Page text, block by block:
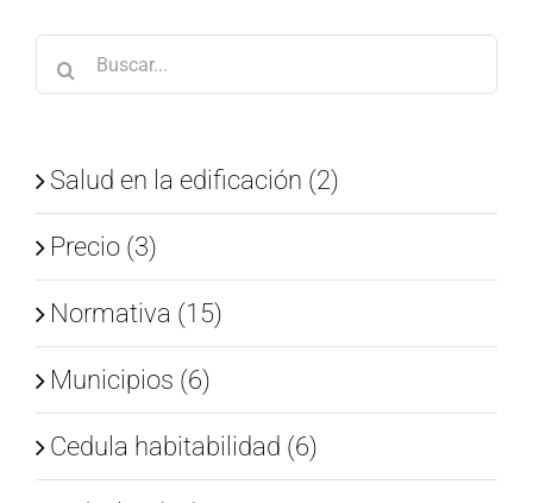
Buscar:
Salud en la edificación (2)
Precio (3)
Normativa (15)
Municipios (6)
Cedula habitabilidad (6)